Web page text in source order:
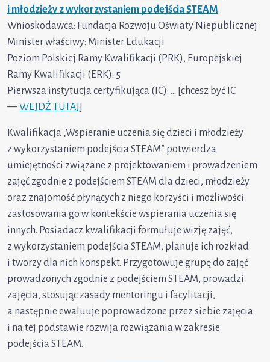
i młodzieży z wykorzystaniem podejścia STEAM
Wnioskodawca: Fundacja Rozwoju Oświaty Niepublicznej
Minister właściwy: Minister Edukacji
Poziom Polskiej Ramy Kwalifikacji (PRK), Europejskiej
Ramy Kwalifikacji (ERK): 5
Pierwsza instytucja certyfikująca (IC): … [chcesz być IC
—WEJDŹ TUTAJ
Kwalifikacja „Wspieranie uczenia się dzieci i młodzieży
z wykorzystaniem podejścia STEAM” potwierdza
umiejętności związane z projektowaniem i prowadzeniem
zajęć zgodnie z podejściem STEAM dla dzieci, młodzieży
oraz znajomość płynących z niego korzyści i możliwości
zastosowania go w kontekście wspierania uczenia się
innych. Posiadacz kwalifikacji formułuje wizję zajęć,
z wykorzystaniem podejścia STEAM, planuje ich rozkład
i tworzy dla nich konspekt. Przygotowuje grupę do zajęć
prowadzonych zgodnie z podejściem STEAM, prowadzi
zajęcia, stosując zasady mentoringu i facylitacji,
a następnie ewaluuje poprowadzone przez siebie zajęcia
i na tej podstawie rozwija rozwiązania w zakresie
podejścia STEAM.